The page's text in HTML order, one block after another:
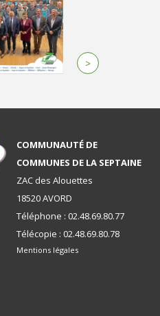
>
COMMUNAUTÉ DE
COMMUNES DE LA SEPTAINE
ZAC des Alouettes
18520 AVORD
Téléphone : 02.48.69.80.77
Télécopie : 02.48.69.80.78
Mentions légales